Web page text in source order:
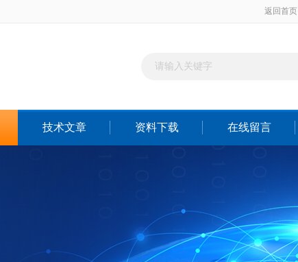
返回首页
技术文章 资料下载 在线留言